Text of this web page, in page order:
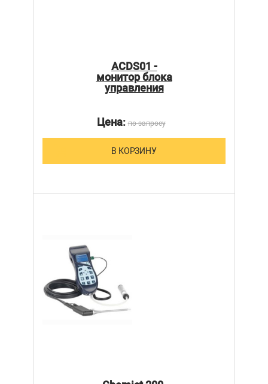
ACDS01 -
монитор блока
управления
Цена:по запросу
В КОРЗИНУ